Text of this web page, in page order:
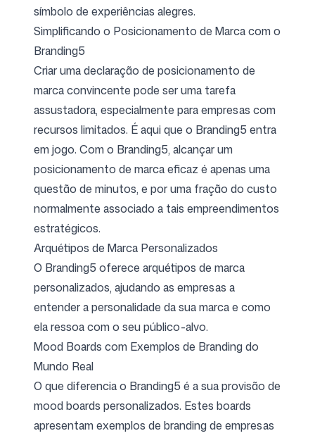
símbolo de experiências alegres.
Simplificando o Posicionamento de Marca com o
Branding5
Criar uma declaração de posicionamento de
marca convincente pode ser uma tarefa
assustadora, especialmente para empresas com
recursos limitados. É aqui que o Branding5 entra
em jogo. Com o Branding5, alcançar um
posicionamento de marca eficaz é apenas uma
questão de minutos, e por uma fração do custo
normalmente associado a tais empreendimentos
estratégicos.
Arquétipos de Marca Personalizados
O Branding5 oferece arquétipos de marca
personalizados, ajudando as empresas a
entender a personalidade da sua marca e como
ela ressoa com o seu público-alvo.
Mood Boards com Exemplos de Branding do
Mundo Real
O que diferencia o Branding5 é a sua provisão de
mood boards personalizados. Estes boards
apresentam exemplos de branding de empresas